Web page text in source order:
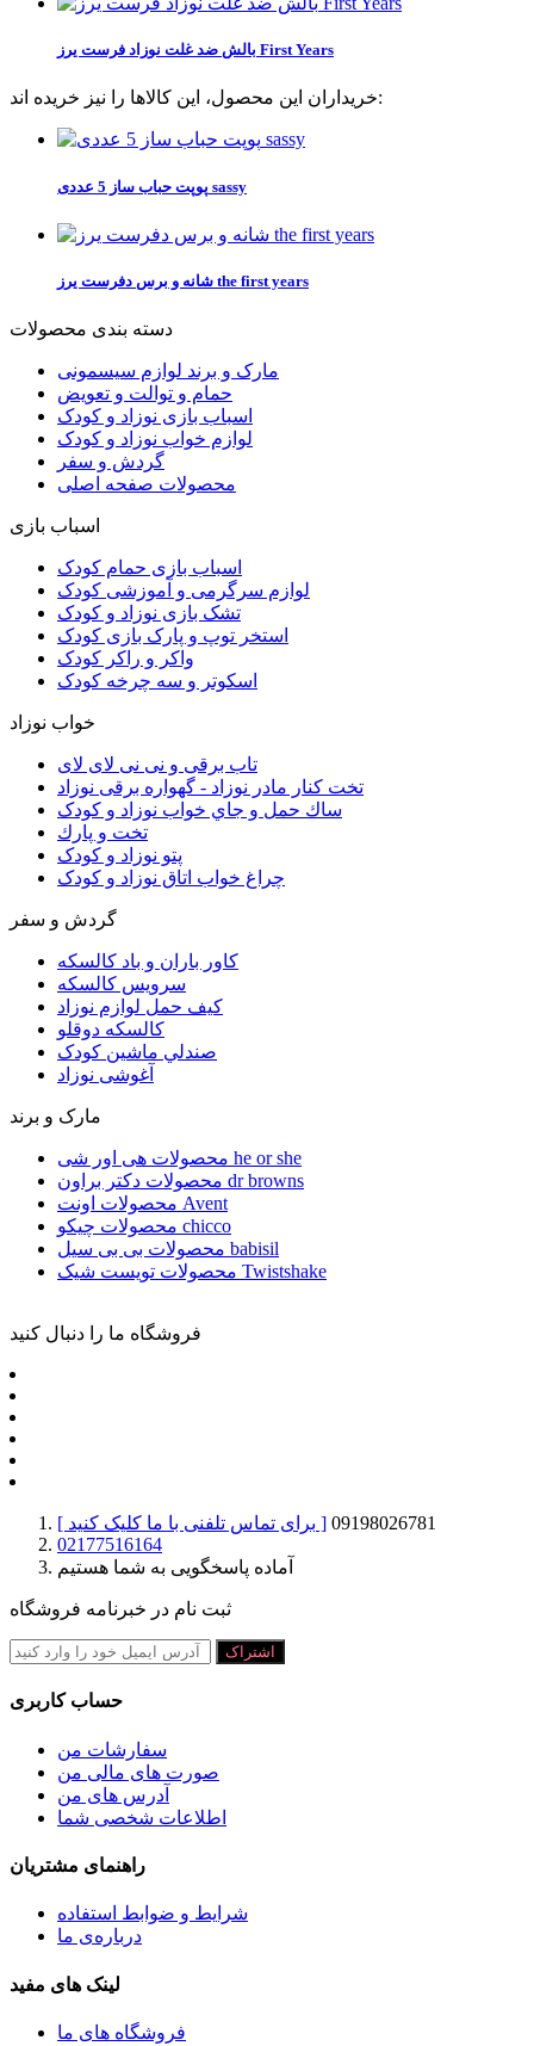
بالش ضد غلت نوزاد فرست یرز First Years
خریداران این محصول، این کالاها را نیز خریده اند:
پوپت حباب ساز 5 عددی sassy
شانه و برس دفرست یرز the first years
دسته بندی محصولات
مارک و برند لوازم سیسمونی
حمام و توالت و تعویض
اسباب بازی نوزاد و کودک
لوازم خواب نوزاد و کودک
گردش و سفر
محصولات صفحه اصلی
اسباب بازی
اسباب بازی حمام کودک
لوازم سرگرمی و آموزشی کودک
تشک بازی نوزاد و کودک
استخر توپ و پارک بازی کودک
واکر و راکر کودک
اسکوتر و سه چرخه کودک
خواب نوزاد
تاب برقی و نی نی لای لای
تخت كنار مادر نوزاد - گهواره برقی نوزاد
ساك حمل و جاي خواب نوزاد و کودک
تخت و پارك
پتو نوزاد و کودک
چراغ خواب اتاق نوزاد و کودک
گردش و سفر
کاور باران و باد کالسکه
سرويس كالسكه
كيف حمل لوازم نوزاد
كالسكه دوقلو
صندلي ماشين کودک
آغوشی نوزاد
مارک و برند
محصولات هی اور شی he or she
محصولات دکتر براون dr browns
محصولات اونت Avent
محصولات چیکو chicco
محصولات بی بی سیل babisil
محصولات تویست شیک Twistshake
فروشگاه ما را دنبال کنید
[ برای تماس تلفنی با ما کلیک کنید ] 09198026781
02177516164
آماده پاسخگویی به شما هستیم
ثبت نام در خبرنامه فروشگاه
اشتراک
حساب کاربری
سفارشات من
صورت های مالی من
آدرس های من
اطلاعات شخصی شما
راهنمای مشتریان
شرايط و ضوابط استفاده
درباره‌ی ما
لینک های مفید
فروشگاه های ما